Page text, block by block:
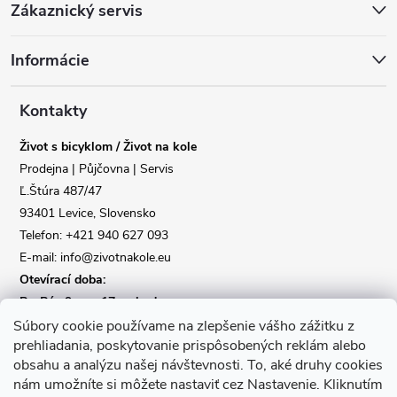
Súbory cookie používame na zlepšenie vášho zážitku z
prehliadania, poskytovanie prispôsobených reklám alebo
obsahu a analýzu našej návštevnosti. To, aké druhy cookies
nám umožníte si môžete nastaviť cez Nastavenie. Kliknutím
p
Zákaznický servis
Informácie
Kontakty
Život s bicyklom / Život na kole
Prodejna | Půjčovna | Servis
Ľ.Štúra 487/47
93401 Levice, Slovensko
Telefon: +421 940 627 093
E-mail: info@zivotnakole.eu
Otevírací doba:
Po-Pá : 9,oo - 17,oo hod
So : 9,oo - 12,oo | Ne : Zavřeno
Kontaktní formulář